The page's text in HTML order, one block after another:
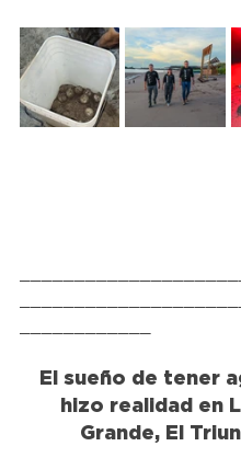
El sueño de tener
hizo realidad en
Grande, El